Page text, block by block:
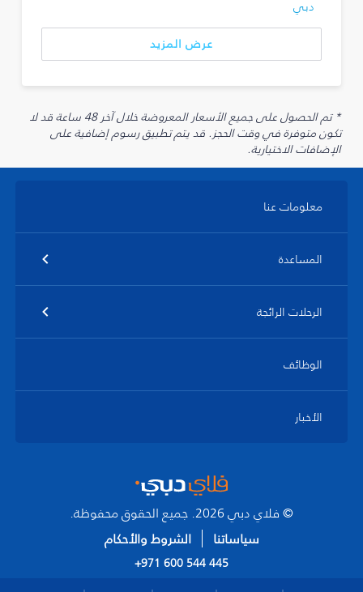
دبي
عرض المزيد
* تم الحصول على جميع الأسعار المعروضة خلال آخر 48 ساعة قد لا
تكون متوفرة في وقت الحجز. قد يتم تطبيق رسوم إضافية على
الإضافات الاختيارية.
معلومات عنا
المساعدة
الرحلات الرائجة
الوظائف
الأخبار
© فلاي دبي 2026. جميع الحقوق محفوظة.
سياساتنا
الشروط والأحكام
+971 600 544 445